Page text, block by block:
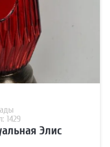
1429
Элис